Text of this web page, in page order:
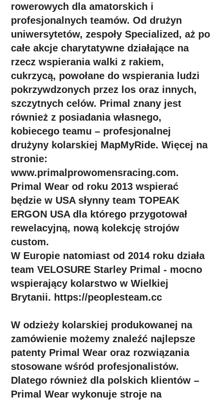
rowerowych dla amatorskich i
profesjonalnych teamów. Od drużyn
uniwersytetów, zespoły Specialized, aż po
całe akcje charytatywne działające na
rzecz wspierania walki z rakiem,
cukrzycą, powołane do wspierania ludzi
pokrzywdzonych przez los oraz innych,
szczytnych celów. Primal znany jest
również z posiadania własnego,
kobiecego teamu – profesjonalnej
drużyny kolarskiej MapMyRide. Więcej na
stronie:
www.primalprowomensracing.com.
Primal Wear od roku 2013 wspierać
będzie w USA słynny team TOPEAK
ERGON USA dla którego przygotował
rewelacyjną, nową kolekcję strojów
custom.
W Europie natomiast od 2014 roku działa
team VELOSURE Starley Primal - mocno
wspierający kolarstwo w Wielkiej
Brytanii. https://peoplesteam.cc
W odzieży kolarskiej produkowanej na
zamówienie możemy znaleźć najlepsze
patenty Primal Wear oraz rozwiązania
stosowane wśród profesjonalistów.
Dlatego również dla polskich klientów –
Primal Wear wykonuje stroje na